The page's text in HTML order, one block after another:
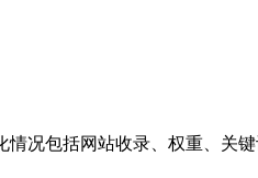
情况包括网站收录、权重、关